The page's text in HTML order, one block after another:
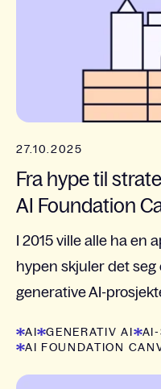
27.10.2025
Fra hype til
AI Foundation
I 2015 ville alle ha en
hypen skjuler det seg
generative AI-
AI GENERATIV AI
AI-
AI FOUNDATION